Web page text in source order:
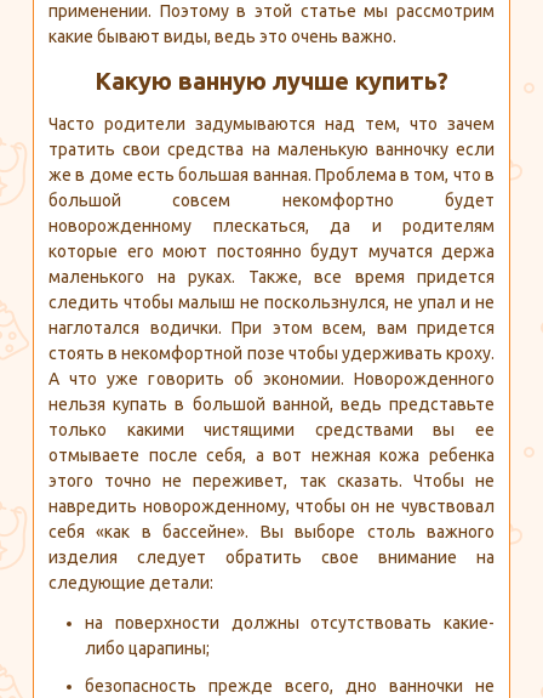
применении. Поэтому в этой статье мы рассмотрим
какие бывают виды, ведь это очень важно.
Какую ванную лучше купить?
Часто родители задумываются над тем, что зачем
тратить свои средства на маленькую ванночку если
же в доме есть большая ванная. Проблема в том, что в
большой совсем некомфортно будет
новорожденному плескаться, да и родителям
которые его моют постоянно будут мучатся держа
маленького на руках. Также, все время придется
следить чтобы малыш не поскользнулся, не упал и не
наглотался водички. При этом всем, вам придется
стоять в некомфортной позе чтобы удерживать кроху.
А что уже говорить об экономии. Новорожденного
нельзя купать в большой ванной, ведь представьте
только какими чистящими средствами вы ее
отмываете после себя, а вот нежная кожа ребенка
этого точно не переживет, так сказать. Чтобы не
навредить новорожденному, чтобы он не чувствовал
себя «как в бассейне». Вы выборе столь важного
изделия следует обратить свое внимание на
следующие детали:
на поверхности должны отсутствовать какие-
либо царапины;
безопасность прежде всего, дно ванночки не